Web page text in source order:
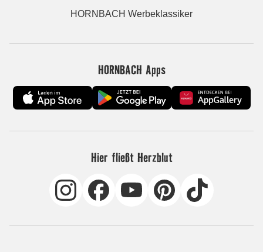
HORNBACH Werbeklassiker
HORNBACH Apps
Hier fließt Herzblut